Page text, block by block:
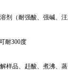
剂（耐强酸、强碱、汪
耐300度
样品、赶酸、煮沸、